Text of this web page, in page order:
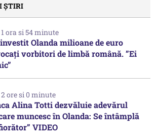
ȘTIRI
ora si 54 minute
investit Olanda milioane de euro
vorbitori de limbă română. ”Ei
ore si 0 minute
Alina Totti dezvăluie adevărul
muncesc în Olanda: Se întâmplă
VIDEO